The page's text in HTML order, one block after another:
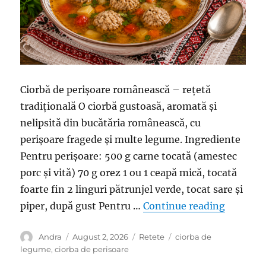
Ciorbă de perișoare românească – rețetă
tradițională O ciorbă gustoasă, aromată și
nelipsită din bucătăria românească, cu
perișoare fragede și multe legume. Ingrediente
Pentru perișoare: 500 g carne tocată (amestec
porc și vită) 70 g orez 1 ou 1 ceapă mică, tocată
foarte fin 2 linguri pătrunjel verde, tocat sare și
piper, după gust Pentru …Continue reading“Ciorbă
Author
Andra
Posted
on
August 2, 2026 Categories
Retete Tags
ciorba de
legume,ciorba de perisoare